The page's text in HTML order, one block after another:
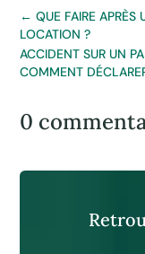
←QUE FAIRE
LOCATION ?
ACCIDENT SUR UN
COMMENT
0